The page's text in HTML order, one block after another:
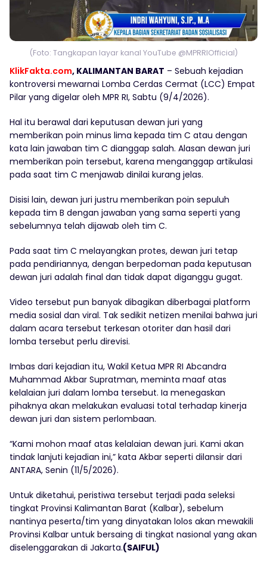
(Foto: Tangkapan layar kanal YouTube @MPRRIOfficial)
KlikFakta.com, KALIMANTAN BARAT – Sebuah kejadian
kontroversi mewarnai Lomba Cerdas Cermat (LCC) Empat
Pilar yang digelar oleh MPR RI, Sabtu (9/4/2026).
Hal itu berawal dari keputusan dewan juri yang
memberikan poin minus lima kepada tim C atau dengan
kata lain jawaban tim C dianggap salah. Alasan dewan juri
memberikan poin tersebut, karena menganggap artikulasi
pada saat tim C menjawab dinilai kurang jelas.
Disisi lain, dewan juri justru memberikan poin sepuluh
kepada tim B dengan jawaban yang sama seperti yang
sebelumnya telah dijawab oleh tim C.
Pada saat tim C melayangkan protes, dewan juri tetap
pada pendiriannya, dengan berpedoman pada keputusan
dewan juri adalah final dan tidak dapat diganggu gugat.
Video tersebut pun banyak dibagikan diberbagai platform
media sosial dan viral. Tak sedikit netizen menilai bahwa juri
dalam acara tersebut terkesan otoriter dan hasil dari
lomba tersebut perlu direvisi.
Imbas dari kejadian itu, Wakil Ketua MPR RI Abcandra
Muhammad Akbar Supratman, meminta maaf atas
kelalaian juri dalam lomba tersebut. Ia menegaskan
pihaknya akan melakukan evaluasi total terhadap kinerja
dewan juri dan sistem perlombaan.
“Kami mohon maaf atas kelalaian dewan juri. Kami akan
tindak lanjuti kejadian ini,” kata Akbar seperti dilansir dari
ANTARA, Senin (11/5/2026).
Untuk diketahui, peristiwa tersebut terjadi pada seleksi
tingkat Provinsi Kalimantan Barat (Kalbar), sebelum
nantinya peserta/tim yang dinyatakan lolos akan mewakili
Provinsi Kalbar untuk bersaing di tingkat nasional yang akan
diselenggarakan di Jakarta.(SAIFUL)